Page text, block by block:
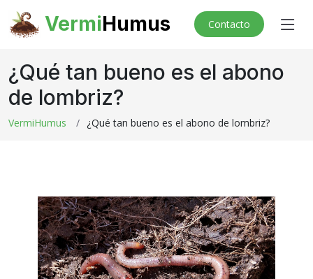
VermiHumus Contacto
¿Qué tan bueno es el abono
de lombriz?
VermiHumus ¿Qué tan bueno es el abono de lombriz?